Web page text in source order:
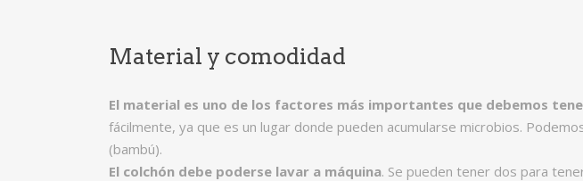
Material y comodidad
El material es uno de los factores más importantes que debemos
fácilmente, ya que es un lugar donde pueden acumularse microbios.
(bambú).
El colchón debe poderse lavar a máquina. Se pueden tener dos para